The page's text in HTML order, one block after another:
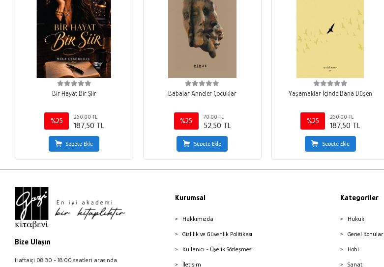
Bir Hayat Bir Şiir
%25
250,00 TL
187,50 TL
Sepete Ekle
Babalar Anneler Çocuklar
%25
70,00 TL
52,50 TL
Sepete Ekle
Yaşamaklar İçinde Bana Düşen
%25
250,00 TL
187,50 TL
Sepete Ekle
Bize Ulaşın
Haftaiçi 08:30 - 18:00 saatleri arasında
Kurumsal
Hakkımızda
Gizlilik ve Güvenlik Politikası
Kullanıcı - Üyelik Sözleşmesi
İletişim
Kategoriler
Hukuk
Genel Konular
Hobi
Sanat